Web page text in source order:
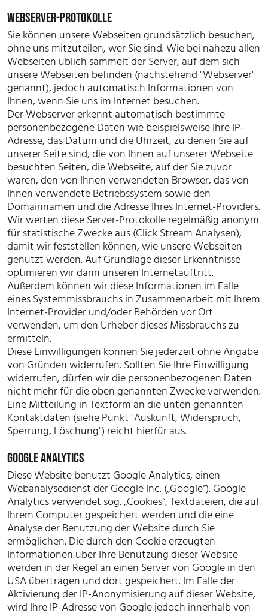
WEBSERVER-PROTOKOLLE
Sie können unsere Webseiten grundsätzlich besuchen,
ohne uns mitzuteilen, wer Sie sind. Wie bei nahezu allen
Webseiten üblich sammelt der Server, auf dem sich
unsere Webseiten befinden (nachstehend "Webserver"
genannt), jedoch automatisch Informationen von
Ihnen, wenn Sie uns im Internet besuchen.
Der Webserver erkennt automatisch bestimmte
personenbezogene Daten wie beispielsweise Ihre IP-
Adresse, das Datum und die Uhrzeit, zu denen Sie auf
unserer Seite sind, die von Ihnen auf unserer Webseite
besuchten Seiten, die Webseite, auf der Sie zuvor
waren, den von Ihnen verwendeten Browser, das von
Ihnen verwendete Betriebssystem sowie den
Domainnamen und die Adresse Ihres Internet-Providers.
Wir werten diese Server-Protokolle regelmäßig anonym
für statistische Zwecke aus (Click Stream Analysen),
damit wir feststellen können, wie unsere Webseiten
genutzt werden. Auf Grundlage dieser Erkenntnisse
optimieren wir dann unseren Internetauftritt.
Außerdem können wir diese Informationen im Falle
eines Systemmissbrauchs in Zusammenarbeit mit Ihrem
Internet-Provider und/oder Behörden vor Ort
verwenden, um den Urheber dieses Missbrauchs zu
ermitteln.
Diese Einwilligungen können Sie jederzeit ohne Angabe
von Gründen widerrufen. Sollten Sie Ihre Einwilligung
widerrufen, dürfen wir die personenbezogenen Daten
nicht mehr für die oben genannten Zwecke verwenden.
Eine Mitteilung in Textform an die unten genannten
Kontaktdaten (siehe Punkt "Auskunft, Widerspruch,
Sperrung, Löschung") reicht hierfür aus.
GOOGLE ANALYTICS
Diese Website benutzt Google Analytics, einen
Webanalysedienst der Google Inc. („Google“). Google
Analytics verwendet sog. „Cookies“, Textdateien, die auf
Ihrem Computer gespeichert werden und die eine
Analyse der Benutzung der Website durch Sie
ermöglichen. Die durch den Cookie erzeugten
Informationen über Ihre Benutzung dieser Website
werden in der Regel an einen Server von Google in den
USA übertragen und dort gespeichert. Im Falle der
Aktivierung der IP-Anonymisierung auf dieser Website,
wird Ihre IP-Adresse von Google jedoch innerhalb von